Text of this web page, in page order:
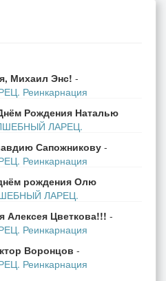
Михаил Энс! -
Реинкарнация
Рождения Наталью
ЛАРЕЦ.
Сапожникову -
Реинкарнация
рождения Олю
ЛАРЕЦ.
Алексея Цветкова!!! -
Реинкарнация
Воронцов -
Реинкарнация